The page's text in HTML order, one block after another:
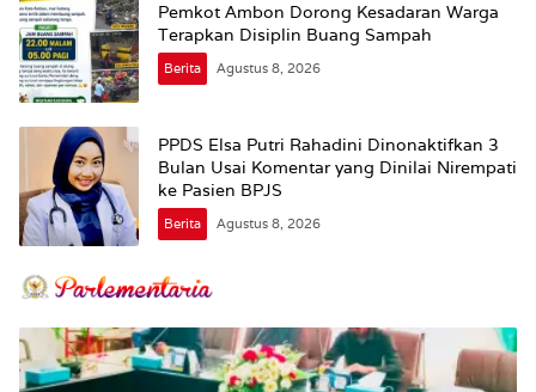
Pemkot Ambon Dorong Kesadaran Warga
Terapkan Disiplin Buang Sampah
Berita Agustus 8, 2026
PPDS Elsa Putri Rahadini Dinonaktifkan 3
Bulan Usai Komentar yang Dinilai Nirempati
ke Pasien BPJS
Berita Agustus 8, 2026